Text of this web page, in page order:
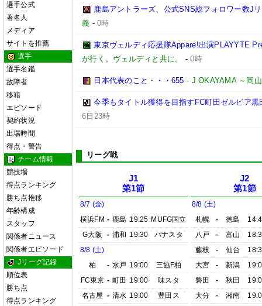
選手公式
著名人
メディア
サイトを推薦
選手
選手名鑑
故障者
移籍
エピソード
契約状況
出場時間
得点・警告
チーム情報
競技場
得点ランキング
勝ち点推移
年齢構成
スタッフ
関係者ニュース
関係者エピソード
Jリーグ記録
順位表
勝ち点
得点ランキング
鹿島アントラーズ、公式SNS総フォロワー数J
義 -0時
東京ヴェルディ応援隊Appare!出演PLAYYTE
が行く。ヴェルディと共に。
-0時
日本代表のこと・・・655 - J OKAYAMA ～岡
今季もタイトル獲得を目指すFC町田ゼルビア
6日23時
リーグ戦
J1
第1節
8/7 (金)
横浜FM - 鹿島 19:25 MUFG国立
G大阪
- 浦和 19:30
パナスタ
8/8 (土)
柏
- 水戸 19:00
三協F柏
FC東京 - 町田 19:00
味スタ
名古屋 - 清水 19:00
豊田ス
J2
第1節
8/8 (土)
札幌
- 徳島
八戸
- 富山
藤枝
- 仙台
大宮
- 新潟
磐田
- 秋田
大分
- 湘南